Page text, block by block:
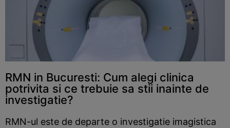
RMN in Bucuresti: Cum alegi clinica
potrivita si ce trebuie sa stii inainte de
investigatie?
RMN-ul este de departe o investigatie imagistica